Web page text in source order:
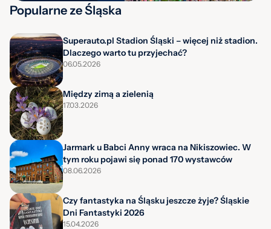
Popularne ze Śląska
Superauto.pl Stadion Śląski – więcej niż stadion.
Dlaczego warto tu przyjechać?
06.05.2026
Między zimą a zielenią
17.03.2026
Jarmark u Babci Anny wraca na Nikiszowiec. W
tym roku pojawi się ponad 170 wystawców
08.06.2026
Czy fantastyka na Śląsku jeszcze żyje? Śląskie
Dni Fantastyki 2026
15.04.2026